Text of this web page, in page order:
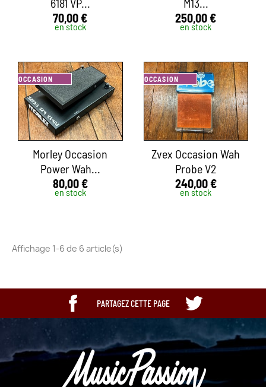
70,00 €
en stock
250,00 €
en stock
OCCASION
Morley Occasion
Power Wah...
80,00 €
en stock
OCCASION
Zvex Occasion Wah
Probe V2
240,00 €
en stock
Affichage 1-6 de 6 article(s)
PARTAGEZ CETTE PAGE